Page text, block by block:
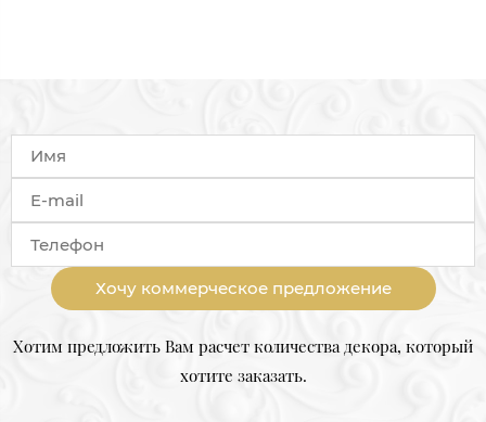
Хочу коммерческое предложение
Хотим предложить Вам расчет количества декора, который
хотите заказать.